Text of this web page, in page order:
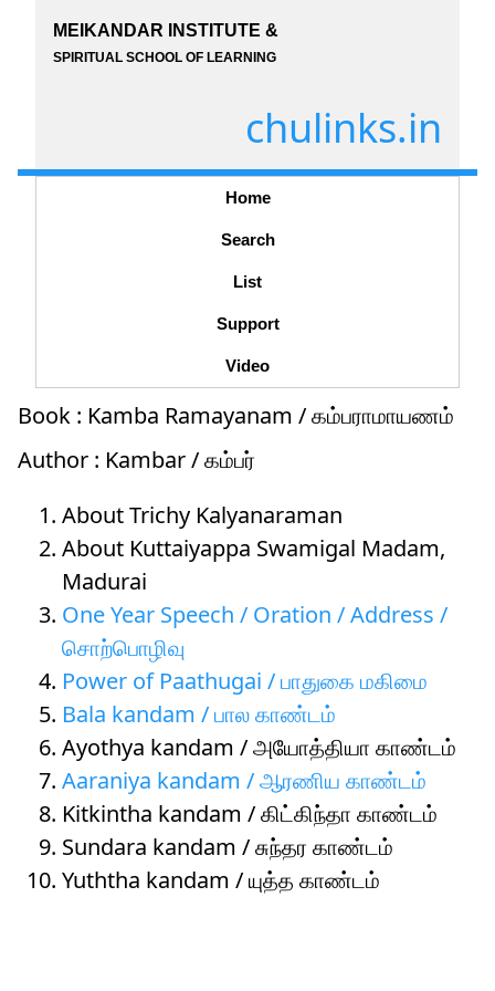
MEIKANDAR INSTITUTE &
SPIRITUAL SCHOOL OF LEARNING
chulinks.in
Home
Search
List
Support
Video
Book : Kamba Ramayanam / கம்பராமாயணம்
Author : Kambar / கம்பர்
About Trichy Kalyanaraman
About Kuttaiyappa Swamigal Madam,
Madurai
One Year Speech / Oration / Address /
சொற்பொழிவு
Power of Paathugai / பாதுகை மகிமை
Bala kandam / பால காண்டம்
Ayothya kandam / அயோத்தியா காண்டம்
Aaraniya kandam / ஆரணிய காண்டம்
Kitkintha kandam / கிட்கிந்தா காண்டம்
Sundara kandam / சுந்தர காண்டம்
Yuththa kandam / யுத்த காண்டம்